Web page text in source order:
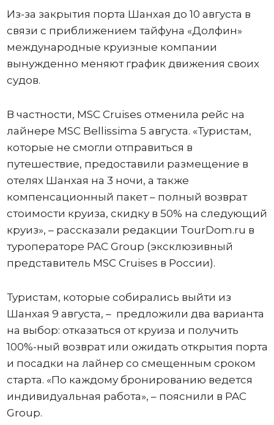
Из-за закрытия порта Шанхая до 10 августа в
связи с приближением тайфуна «Долфин»
международные круизные компании
вынужденно меняют график движения своих
судов.
В частности, MSC Cruises отменила рейс на
лайнере MSC Bellissima 5 августа. «Туристам,
которые не смогли отправиться в
путешествие, предоставили размещение в
отелях Шанхая на 3 ночи, а также
компенсационный пакет – полный возврат
стоимости круиза, скидку в 50% на следующий
круиз», – рассказали редакции TourDom.ru в
туроператоре PAC Group (эксклюзивный
представитель MSC Cruises в России).
Туристам, которые собирались выйти из
Шанхая 9 августа, – предложили два варианта
на выбор: отказаться от круиза и получить
100%-ный возврат или ожидать открытия порта
и посадки на лайнер со смещенным сроком
старта. «По каждому бронированию ведется
индивидуальная работа», – пояснили в PAC
Group.